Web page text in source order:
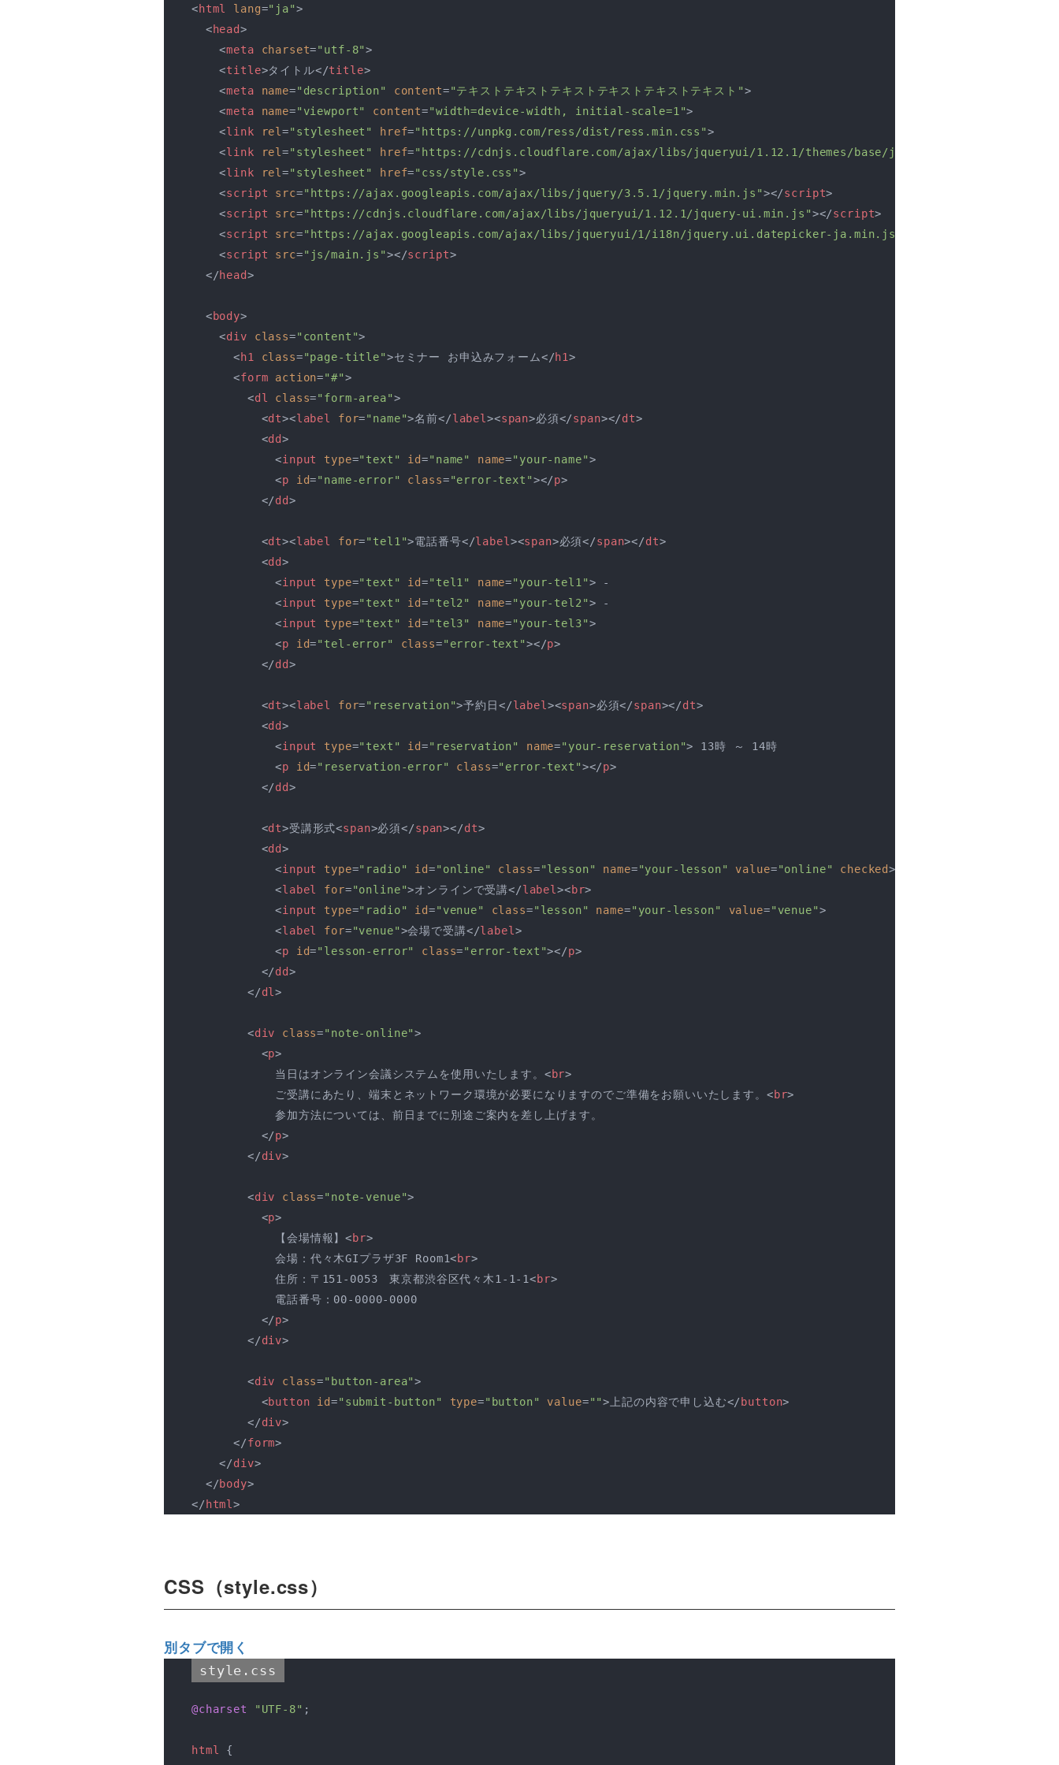
<html lang="ja">
<head>
<meta charset="utf-8">
<title>タイトル</title>
<meta name="description" content="テキストテキストテキストテキストテキストテキスト">
<meta name="viewport" content="width=device-width, initial-scale=1">
<link rel="stylesheet" href="https://unpkg.com/ress/dist/ress.min.css">
<link rel="stylesheet" href="https://cdnjs.cloudflare.com/ajax/libs/jqueryui/1.12.1/themes/base/jquery-ui.min.css"
<link rel="stylesheet" href="css/style.css">
<script src="https://ajax.googleapis.com/ajax/libs/jquery/3.5.1/jquery.min.js"></script>
<script src="https://cdnjs.cloudflare.com/ajax/libs/jqueryui/1.12.1/jquery-ui.min.js"></script>
<script src="https://ajax.googleapis.com/ajax/libs/jqueryui/1/i18n/jquery.ui.datepicker-ja.min.js"
<script src="js/main.js"></script>
</head>
<body>
<div class="content">
<h1 class="page-title">セミナー お申込みフォーム</h1>
<form action="#">
<dl class="form-area">
<dt><label for="name">名前</label ><span>必須</span></dt>
<dd>
<input type="text" id="name" name="your-name">
<p id="name-error" class="error-text"></p>
</dd>
<dt><label for="tel1">電話番号</label ><span>必須</span></dt>
<dd>
<input type="text" id="tel1" name="your-tel1"> -
<input type="text" id="tel2" name="your-tel2"> -
<input type="text" id="tel3" name="your-tel3">
<p id="tel-error" class="error-text"></p>
</dd>
<dt><label for="reservation">予約日</label ><span>必須</span></dt>
<dd>
<input type="text" id="reservation" name="your-reservation"> 13時 ～ 14時
<p id="reservation-error" class="error-text"></p>
</dd>
<dt>受講形式<span>必須</span></dt>
<dd>
<input type="radio" id="online" class="lesson" name="your-lesson" value="online" checked>
<label for="online">オンラインで受講</label><br>
<input type="radio" id="venue" class="lesson" name="your-lesson" value="venue">
<label for="venue">会場で受講</label >
<p id="lesson-error" class="error-text"></p>
</dd>
</dl>
<div class="note-online">
<p>
            当日はオンライン会議システムを使用いたします。
<br>
            ご受講にあたり、端末とネットワーク環境が必要になりますのでご準備をお願いいたします。
<br>
            参加方法については、前日までに別途ご案内を差し上げます。
</p>
</div>
<div class="note-venue">
<p>
            【会場情報】
<br>
            会場：代々木GIプラザ3F Room1
<br>
            住所：〒151-0053　東京都渋谷区代々木1-1-1
<br>
            電話番号：00-0000-0000
</p>
</div>
<div class="button-area">
<button id="submit-button" type="button" value=""> 上記の内容で申し込む</ button>
</div>
</form>
</div>
</body>
</ html>
CSS（style.css）
別タブで開く
style.css
@charset "UTF-8" ;
html
{